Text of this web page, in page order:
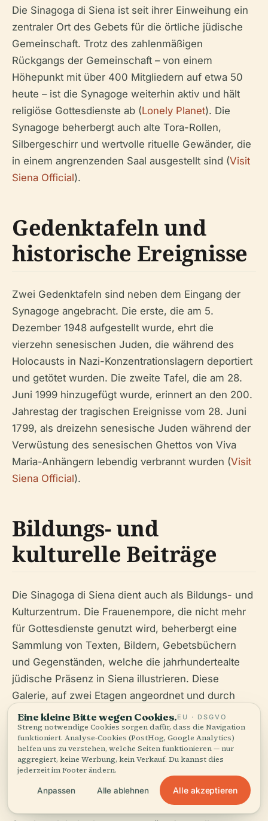
Die Sinagoga di Siena ist seit ihrer Einweihung ein
zentraler Ort des Gebets für die örtliche jüdische
Gemeinschaft. Trotz des zahlenmäßigen
Rückgangs der Gemeinschaft – von einem
Höhepunkt mit über 400 Mitgliedern auf etwa 50
heute – ist die Synagoge weiterhin aktiv und hält
religiöse Gottesdienste ab (Lonely Planet). Die
Synagoge beherbergt auch alte Tora-Rollen,
Silbergeschirr und wertvolle rituelle Gewänder, die
in einem angrenzenden Saal ausgestellt sind (Visit
Siena Official).
Gedenktafeln und
historische Ereignisse
Zwei Gedenktafeln sind neben dem Eingang der
Synagoge angebracht. Die erste, die am 5.
Dezember 1948 aufgestellt wurde, ehrt die
vierzehn senesischen Juden, die während des
Holocausts in Nazi-Konzentrationslagern deportiert
und getötet wurden. Die zweite Tafel, die am 28.
Juni 1999 hinzugefügt wurde, erinnert an den 200.
Jahrestag der tragischen Ereignisse vom 28. Juni
1799, als dreizehn senesische Juden während der
Verwüstung des senesischen Ghettos von Viva
Maria-Anhängern lebendig verbrannt wurden (Visit
Siena Official).
Bildungs- und
kulturelle Beiträge
Die Sinagoga di Siena dient auch als Bildungs- und
Kulturzentrum. Die Frauenempore, die nicht mehr
für Gottesdienste genutzt wird, beherbergt eine
Sammlung von Texten, Bildern, Gebetsbüchern
und Gegenständen, welche die jahrhundertealte
jüdische Präsenz in Siena illustrieren. Diese
Galerie, auf zwei Etagen angeordnet und durch
hölzerne Gitter geschützt, die mit Blumenmotiven
geschnitzt sind, bietet einen intimen und
eindrucksvollen Raum für Besucher, um mehr über
die Geschichte der Gemeinschaft zu erfahren
Das Bildungszentrum der Synagoge im obersten
Eine kleine Bitte wegen Cookies.EU · DSGVO
Streng notwendige Cookies sorgen dafür, dass die Navigation
funktioniert. Analyse-Cookies (PostHog, Google Analytics)
helfen uns zu verstehen, welche Seiten funktionieren — nur
aggregiert, keine Werbung, kein Verkauf. Du kannst dies
jederzeit im Footer ändern.
Anpassen Alle ablehnen Alle akzeptieren